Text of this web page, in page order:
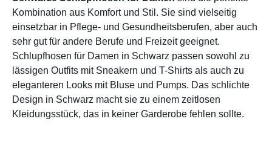
Kombination aus Komfort und Stil. Sie sind vielseitig
einsetzbar in Pflege- und Gesundheitsberufen, aber auch
sehr gut für andere Berufe und Freizeit geeignet.
Schlupfhosen für Damen in Schwarz passen sowohl zu
lässigen Outfits mit Sneakern und T-Shirts als auch zu
eleganteren Looks mit Bluse und Pumps. Das schlichte
Design in Schwarz macht sie zu einem zeitlosen
Kleidungsstück, das in keiner Garderobe fehlen sollte.